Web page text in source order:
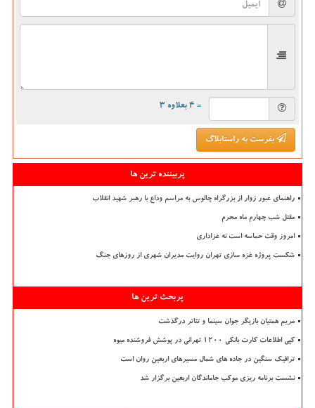
= ۴ بعلاوه ۳
بفرست به راستابلاگ
پربیننده ترین ها
راهنمای عبور زوار از بزرگراه چالوس به مراسم وداع با رهبر شهید انقلاب
مقتل شب چهارم ماه محرم
امروز وقت حماسه است نه عزاداری
شکست پروژه غزه سازی تهران روایت مدیران شهری از روزهای جنگ
پربحث ترین ها
مریم همتیان بازیگر جوان سینما و تئاتر درگذشت
کپی اطلاعات کارت بانکی ۱۲۰۰ تهرانی در پوشش فروشنده میوه
ترافیک سنگین در جاده های شمال مسیرهای اربعین روان است
نشست برنامه ریزی موکب جاماندگان اربعین برگزار شد